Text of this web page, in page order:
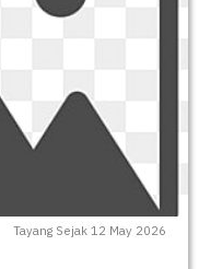
Tayang Sejak 12 May 2026